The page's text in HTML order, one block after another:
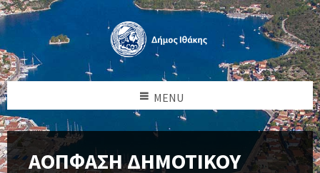
MENU
ΑΟΠΦΑΣΗ ΔΗΜΟΤΙΚΟΥ